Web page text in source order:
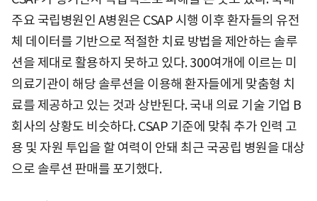
주요 국립병원인 A병원은 CSAP 시행 이후 환자들의 유전
체 데이터를 기반으로 적절한 치료 방법을 제안하는 솔루
션을 제대로 활용하지 못하고 있다. 300여개에 이르는 미
의료기관이 해당 솔루션을 이용해 환자들에게 맞춤형 치
료를 제공하고 있는 것과 상반된다. 국내 의료 기술 기업 B
회사의 상황도 비슷하다. CSAP 기준에 맞춰 추가 인력 고
용 및 자원 투입을 할 여력이 안돼 최근 국공립 병원을 대상
으로 솔루션 판매를 포기했다.